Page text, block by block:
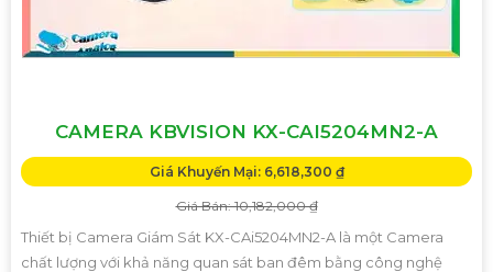
CAMERA KBVISION KX-CAI5204MN2-A
Giá Khuyến Mại: 6,618,300 ₫
Giá Bán: 10,182,000 ₫
Thiết bị Camera Giám Sát KX-CAi5204MN2-A là một Camera
chất lượng với khả năng quan sát ban đêm bằng công nghệ